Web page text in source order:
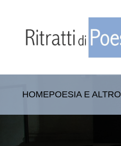
HOMEPOESIA E ALTRO